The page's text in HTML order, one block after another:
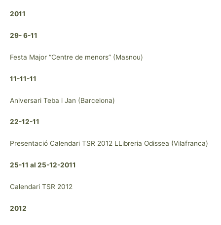
2011
29- 6-11
Festa Major “Centre de menors” (Masnou)
11-11-11
Aniversari Teba i Jan (Barcelona)
22-12-11
Presentació Calendari TSR 2012 LLibreria Odissea (Vilafranca)
25-11 al 25-12-2011
Calendari TSR 2012
2012